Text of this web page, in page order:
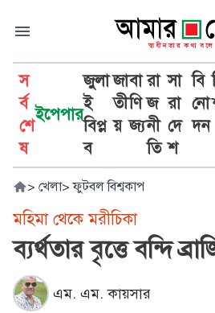
স
র্ব
শে
ষ
ইপেপার
জুলা
ই
বিপ্ল
ব
জা
তী
য়
বা
ণি
জ্য
রা
জ
নী
তি
সা
রা
দে
শ
বি
নো
দন
> খেলা> ফুটবল বিশ্বকাপ
মহিমা থেকে মরীচিকা
ব্যর্থতার বৃত্তে বন্দি
এম. এম. কায়সার